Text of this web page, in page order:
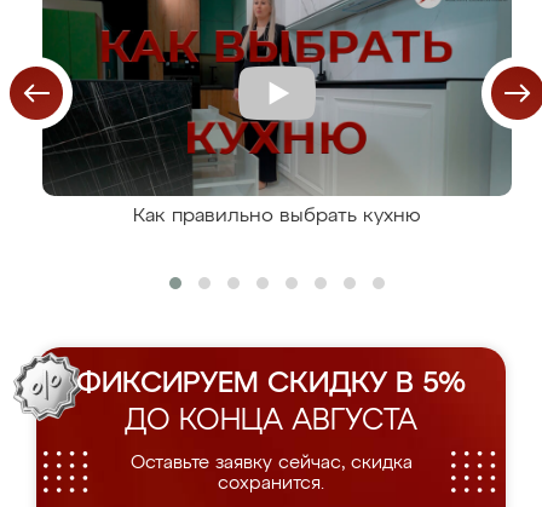
Как правильно выбрать кухню
ФИКСИРУЕМ СКИДКУ В 5%
ДО КОНЦА АВГУСТА
Оставьте заявку сейчас, скидка
сохранится.